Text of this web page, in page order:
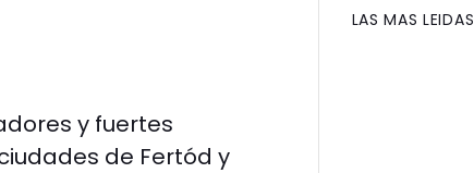
y fuertes
de Fertód y
LAS MAS LEIDAS